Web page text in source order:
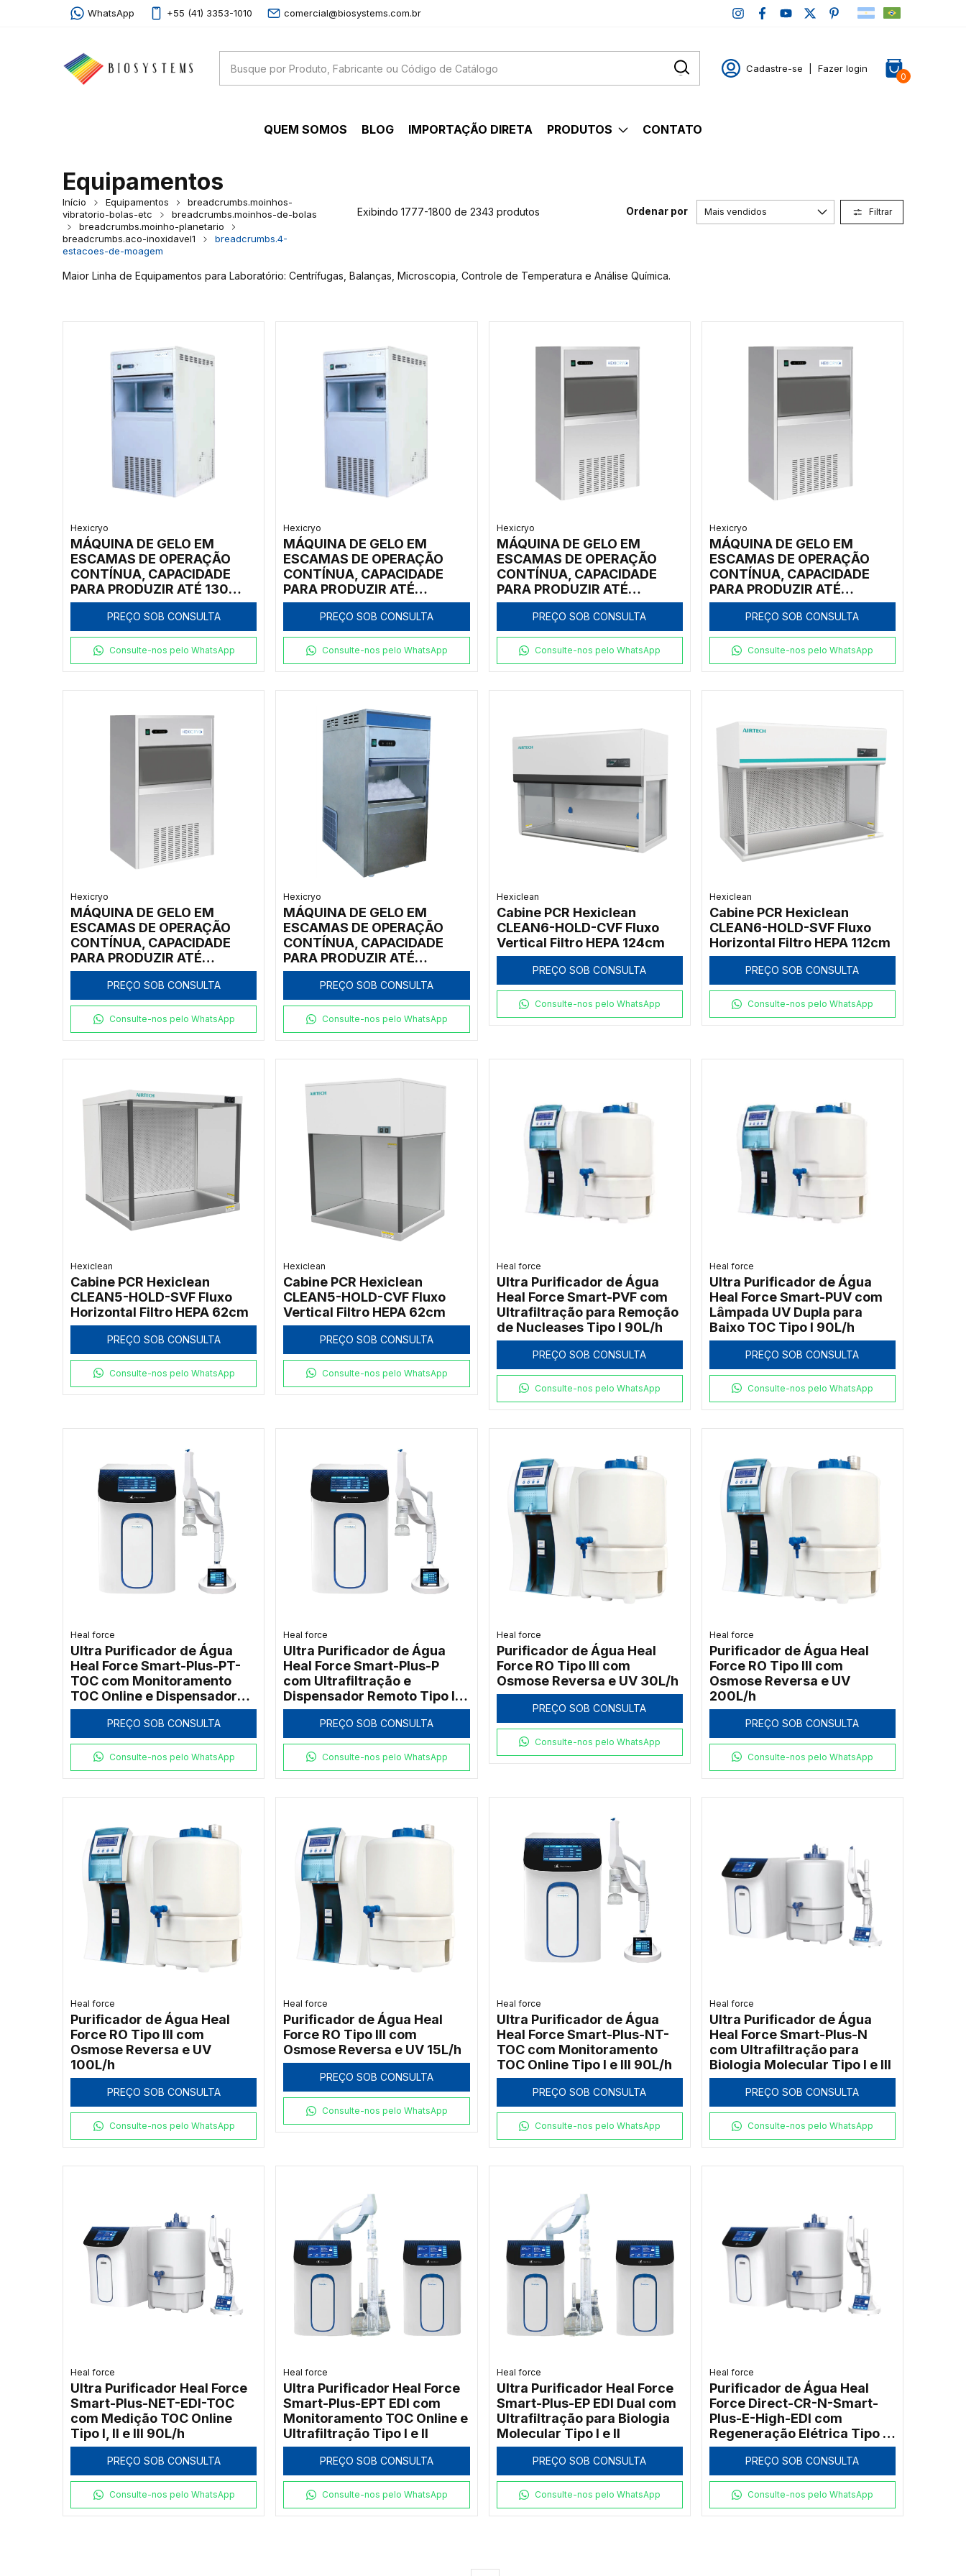
WhatsApp +55 (41) 3353-1010 comercial@biosystems.com.br
Cadastre-se Fazer login
0
QUEM SOMOS BLOG IMPORTAÇÃO DIRETA PRODUTOS CONTATO
Equipamentos
Início Equipamentos
breadcrumbs.moinhos-
vibratorio-bolas-etc
breadcrumbs.moinhos-de-bolas
breadcrumbs.moinho-planetario
breadcrumbs.aco-inoxidavel1
breadcrumbs.4-
estacoes-de-moagem
Exibindo 1777-1800 de 2343 produtos Ordenar por Filtrar
Maior Linha de Equipamentos para Laboratório: Centrífugas, Balanças, Microscopia, Controle de Temperatura e Análise Química.
Hexicryo
MÁQUINA DE GELO EM
ESCAMAS DE OPERAÇÃO
CONTÍNUA, CAPACIDADE
PARA PRODUZIR ATÉ 130
KG/DIA, COM DEPÓSITO
EMBUTIDO COM
CAPACIDADE PARA 35 KG.
220V
PREÇO SOB CONSULTA
Consulte-nos pelo WhatsApp
Hexicryo
MÁQUINA DE GELO EM
ESCAMAS DE OPERAÇÃO
CONTÍNUA, CAPACIDADE
PARA PRODUZIR ATÉ
100KG/DIA, COM DEPÓSITO
EMBUTIDO (25 KG), 220V
PREÇO SOB CONSULTA
Consulte-nos pelo WhatsApp
Hexicryo
MÁQUINA DE GELO EM
ESCAMAS DE OPERAÇÃO
CONTÍNUA, CAPACIDADE
PARA PRODUZIR ATÉ
50KG/DIA, COM DEPÓSITO
EMBUTIDO (15 KG), 220V
PREÇO SOB CONSULTA
Consulte-nos pelo WhatsApp
Hexicryo
MÁQUINA DE GELO EM
ESCAMAS DE OPERAÇÃO
CONTÍNUA, CAPACIDADE
PARA PRODUZIR ATÉ
30KG/DIA, COM DEPÓSITO
EMBUTIDO (10 KG), 220V
PREÇO SOB CONSULTA
Consulte-nos pelo WhatsApp
Hexicryo
MÁQUINA DE GELO EM
ESCAMAS DE OPERAÇÃO
CONTÍNUA, CAPACIDADE
PARA PRODUZIR ATÉ
20KG/DIA, COM DEPÓSITO
EMBUTIDO (10 KG), 220V
PREÇO SOB CONSULTA
Consulte-nos pelo WhatsApp
Hexicryo
MÁQUINA DE GELO EM
ESCAMAS DE OPERAÇÃO
CONTÍNUA, CAPACIDADE
PARA PRODUZIR ATÉ
40KG/DIA, COM DEPÓSITO
EMBUTIDO (15 KG), 220V
PREÇO SOB CONSULTA
Consulte-nos pelo WhatsApp
Hexiclean
Cabine PCR Hexiclean
CLEAN6-HOLD-CVF Fluxo
Vertical Filtro HEPA 124cm
PREÇO SOB CONSULTA
Consulte-nos pelo WhatsApp
Hexiclean
Cabine PCR Hexiclean
CLEAN6-HOLD-SVF Fluxo
Horizontal Filtro HEPA 112cm
PREÇO SOB CONSULTA
Consulte-nos pelo WhatsApp
Hexiclean
Cabine PCR Hexiclean
CLEAN5-HOLD-SVF Fluxo
Horizontal Filtro HEPA 62cm
PREÇO SOB CONSULTA
Consulte-nos pelo WhatsApp
Hexiclean
Cabine PCR Hexiclean
CLEAN5-HOLD-CVF Fluxo
Vertical Filtro HEPA 62cm
PREÇO SOB CONSULTA
Consulte-nos pelo WhatsApp
Heal force
Ultra Purificador de Água
Heal Force Smart-PVF com
Ultrafiltração para Remoção
de Nucleases Tipo I 90L/h
PREÇO SOB CONSULTA
Consulte-nos pelo WhatsApp
Heal force
Ultra Purificador de Água
Heal Force Smart-PUV com
Lâmpada UV Dupla para
Baixo TOC Tipo I 90L/h
PREÇO SOB CONSULTA
Consulte-nos pelo WhatsApp
Heal force
Ultra Purificador de Água
Heal Force Smart-Plus-PT-
TOC com Monitoramento
TOC Online e Dispensador
Remoto
PREÇO SOB CONSULTA
Consulte-nos pelo WhatsApp
Heal force
Ultra Purificador de Água
Heal Force Smart-Plus-P
com Ultrafiltração e
Dispensador Remoto Tipo I
90L/h
PREÇO SOB CONSULTA
Consulte-nos pelo WhatsApp
Heal force
Purificador de Água Heal
Force RO Tipo III com
Osmose Reversa e UV 30L/h
PREÇO SOB CONSULTA
Consulte-nos pelo WhatsApp
Heal force
Purificador de Água Heal
Force RO Tipo III com
Osmose Reversa e UV
200L/h
PREÇO SOB CONSULTA
Consulte-nos pelo WhatsApp
Heal force
Purificador de Água Heal
Force RO Tipo III com
Osmose Reversa e UV
100L/h
PREÇO SOB CONSULTA
Consulte-nos pelo WhatsApp
Heal force
Purificador de Água Heal
Force RO Tipo III com
Osmose Reversa e UV 15L/h
PREÇO SOB CONSULTA
Consulte-nos pelo WhatsApp
Heal force
Ultra Purificador de Água
Heal Force Smart-Plus-NT-
TOC com Monitoramento
TOC Online Tipo I e III 90L/h
PREÇO SOB CONSULTA
Consulte-nos pelo WhatsApp
Heal force
Ultra Purificador de Água
Heal Force Smart-Plus-N
com Ultrafiltração para
Biologia Molecular Tipo I e III
PREÇO SOB CONSULTA
Consulte-nos pelo WhatsApp
Heal force
Ultra Purificador Heal Force
Smart-Plus-NET-EDI-TOC
com Medição TOC Online
Tipo I, II e III 90L/h
PREÇO SOB CONSULTA
Consulte-nos pelo WhatsApp
Heal force
Ultra Purificador Heal Force
Smart-Plus-EPT EDI com
Monitoramento TOC Online e
Ultrafiltração Tipo I e II
PREÇO SOB CONSULTA
Consulte-nos pelo WhatsApp
Heal force
Ultra Purificador Heal Force
Smart-Plus-EP EDI Dual com
Ultrafiltração para Biologia
Molecular Tipo I e II
PREÇO SOB CONSULTA
Consulte-nos pelo WhatsApp
Heal force
Purificador de Água Heal
Force Direct-CR-N-Smart-
Plus-E-High-EDI com
Regeneração Elétrica Tipo II
e III 30L/h
PREÇO SOB CONSULTA
Consulte-nos pelo WhatsApp